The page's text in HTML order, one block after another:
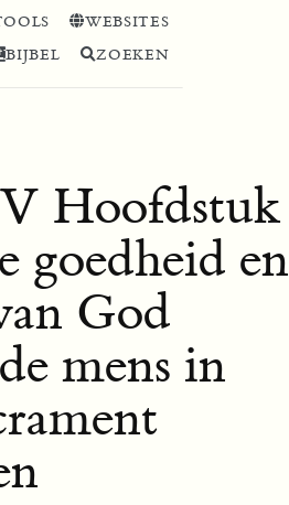
WEBSITES
BIJBEL ZOEKEN
Hoofdstuk
goedheid en
God
mens in